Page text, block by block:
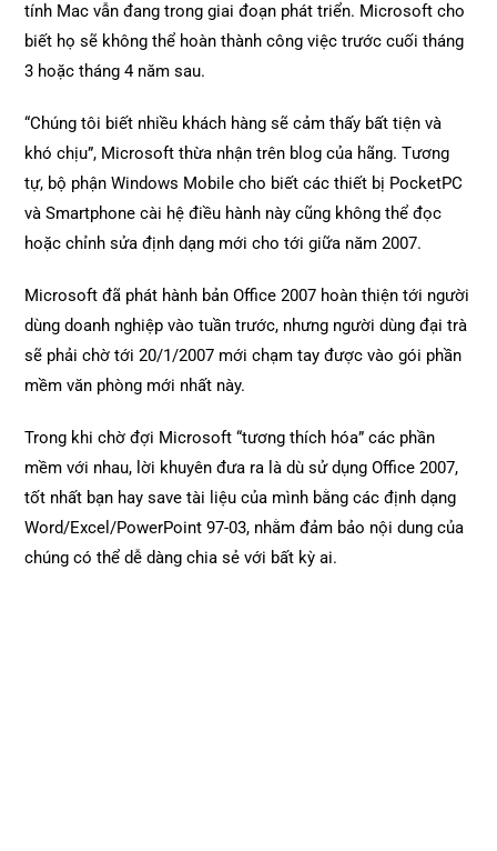
tính Mac vẫn đang trong giai đoạn phát triển. Microsoft cho
biết họ sẽ không thể hoàn thành công việc trước cuối tháng
3 hoặc tháng 4 năm sau.
“Chúng tôi biết nhiều khách hàng sẽ cảm thấy bất tiện và
khó chịu”, Microsoft thừa nhận trên blog của hãng. Tương
tự, bộ phận Windows Mobile cho biết các thiết bị PocketPC
và Smartphone cài hệ điều hành này cũng không thể đọc
hoặc chỉnh sửa định dạng mới cho tới giữa năm 2007.
Microsoft đã phát hành bản Office 2007 hoàn thiện tới người
dùng doanh nghiệp vào tuần trước, nhưng người dùng đại trà
sẽ phải chờ tới 20/1/2007 mới chạm tay được vào gói phần
mềm văn phòng mới nhất này.
Trong khi chờ đợi Microsoft “tương thích hóa” các phần
mềm với nhau, lời khuyên đưa ra là dù sử dụng Office 2007,
tốt nhất bạn hay save tài liệu của mình bằng các định dạng
Word/Excel/PowerPoint 97-03, nhằm đảm bảo nội dung của
chúng có thể dễ dàng chia sẻ với bất kỳ ai.